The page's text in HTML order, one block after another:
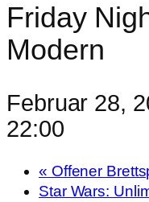
Friday
Modern
Februar 28,
22:00
« Offener
Star Wars: